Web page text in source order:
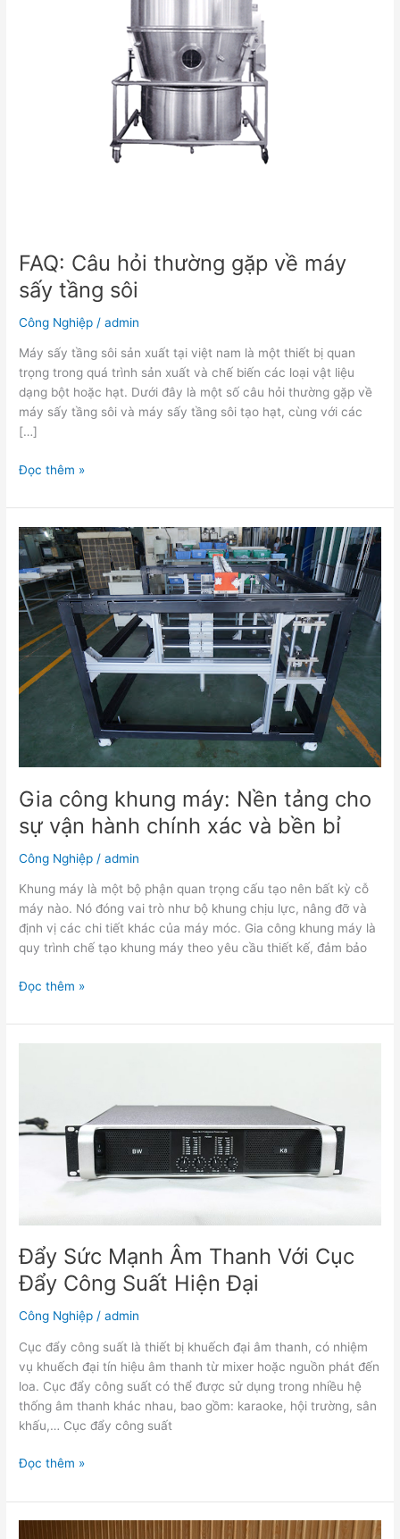
FAQ: Câu hỏi thường gặp về máy
sấy tầng sôi
Công Nghiệp /admin
Máy sấy tầng sôi sản xuất tại việt nam là một thiết bị quan
trọng trong quá trình sản xuất và chế biến các loại vật liệu
dạng bột hoặc hạt. Dưới đây là một số câu hỏi thường gặp về
máy sấy tầng sôi và máy sấy tầng sôi tạo hạt, cùng với các
[…]
Đọc thêm »
Gia công khung máy: Nền tảng cho
sự vận hành chính xác và bền bỉ
Công Nghiệp /admin
Khung máy là một bộ phận quan trọng cấu tạo nên bất kỳ cỗ
máy nào. Nó đóng vai trò như bộ khung chịu lực, nâng đỡ và
định vị các chi tiết khác của máy móc. Gia công khung máy là
quy trình chế tạo khung máy theo yêu cầu thiết kế, đảm bảo
Gia
công
khung
máy:
Nền
tảng
cho
vận
và
bền
bỉ
Đọc thêm »
Đẩy Sức Mạnh Âm Thanh Với Cục
Đẩy Công Suất Hiện Đại
Công Nghiệp /admin
Cục đẩy công suất là thiết bị khuếch đại âm thanh, có nhiệm
vụ khuếch đại tín hiệu âm thanh từ mixer hoặc nguồn phát đến
loa. Cục đẩy công suất có thể được sử dụng trong nhiều hệ
thống âm thanh khác nhau, bao gồm: karaoke, hội trường, sân
khấu,… Cục đẩy công suất
Thanh
Suất
Hiện
Đại
Đọc thêm »